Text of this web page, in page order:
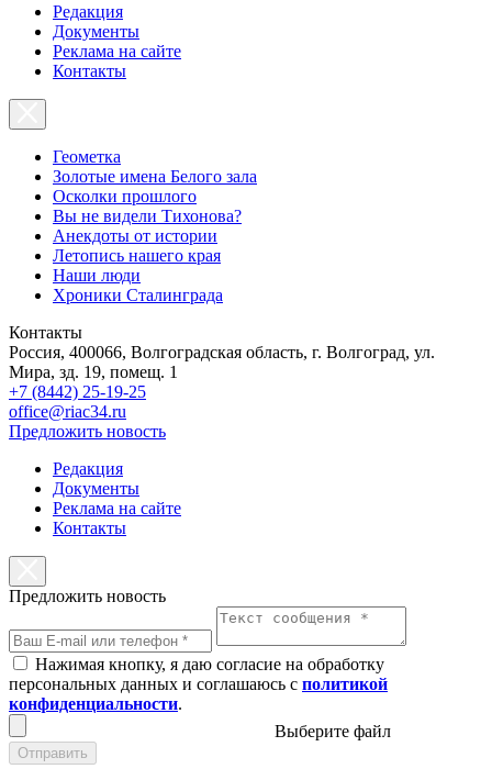
Редакция
Документы
Реклама на сайте
Контакты
Геометка
Золотые имена Белого зала
Осколки прошлого
Вы не видели Тихонова?
Анекдоты от истории
Летопись нашего края
Наши люди
Хроники Сталинграда
Контакты
Россия, 400066, Волгоградская область, г. Волгоград, ул.
Мира, зд. 19, помещ. 1
+7 (8442) 25-19-25
office@riac34.ru
Предложить новость
Редакция
Документы
Реклама на сайте
Контакты
Предложить новость
Нажимая кнопку, я даю согласие на обработку
персональных данных и соглашаюсь с политикой
конфиденциальности.
Выберите файл
Отправить